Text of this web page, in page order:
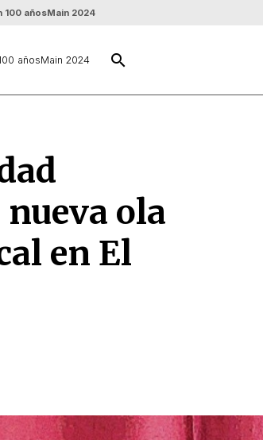
100 añosMain 2024
añosMain 2024 search
ola
en El